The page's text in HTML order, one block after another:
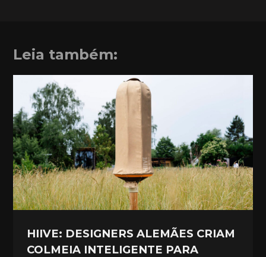
Leia também:
HIIVE: DESIGNERS ALEMÃES CRIAM
COLMEIA INTELIGENTE PARA